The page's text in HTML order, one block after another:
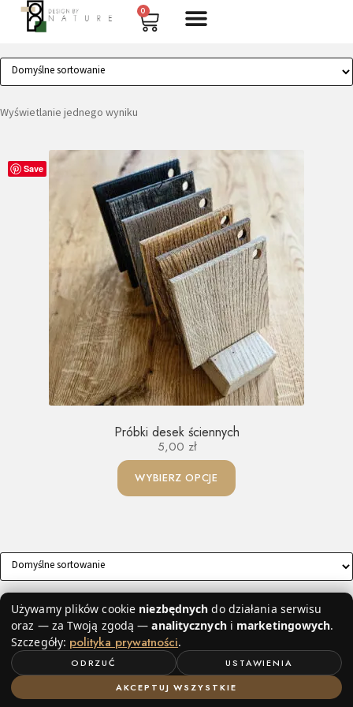
Używamy plików cookie niezbędnych do działania serwisu
oraz — za Twoją zgodą —analitycznychi marketingowych.
Szczegóły: polityka prywatności.
ODRZUĆ
USTAWIENIA
AKCEPTUJ WSZYSTKIE
0
Natural White old wood
Wyświetlanie jednego wyniku
Save
Próbki desek ściennych
5,00 zł
WYBIERZ OPCJE
Wyświetlanie jednego wyniku